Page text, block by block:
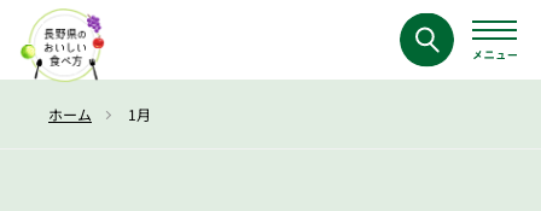
ホーム 1月